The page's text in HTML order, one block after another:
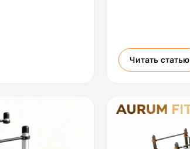
Читать статью